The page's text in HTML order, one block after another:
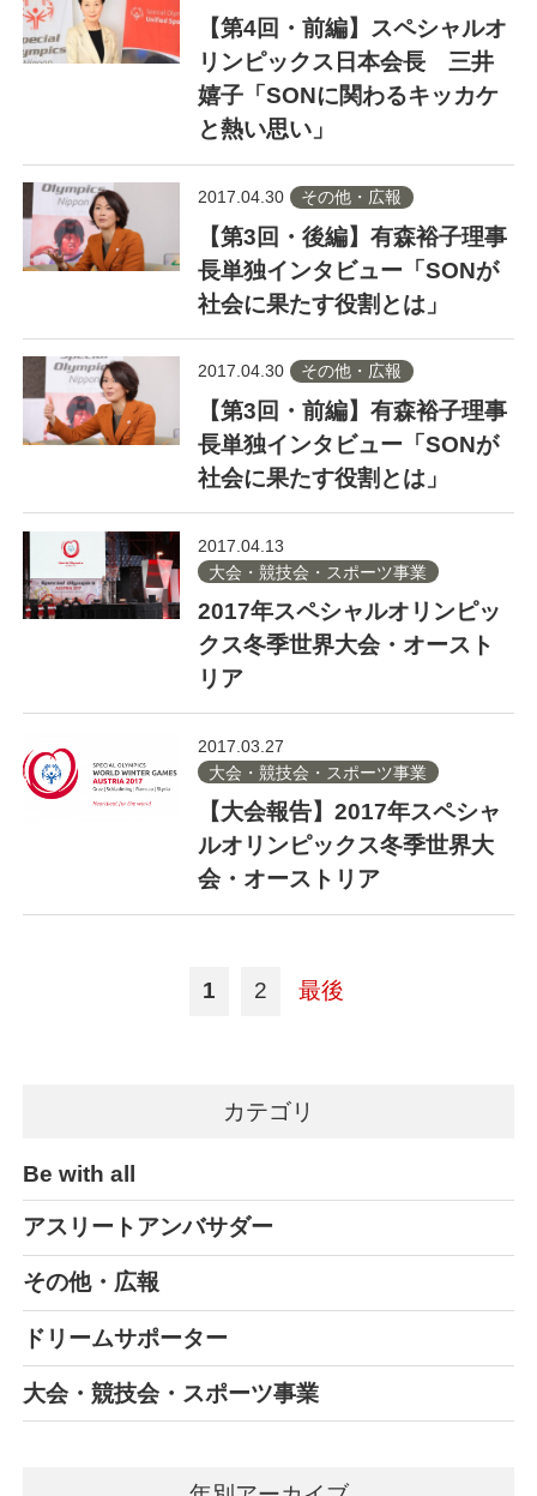
【第4回・前編】スペシャルオ
リンピックス日本会長 三井
嬉子「SONに関わるキッカケ
と熱い思い」
2017.04.30 その他・広報
【第3回・後編】有森裕子理事
長単独インタビュー「SONが
社会に果たす役割とは」
2017.04.30 その他・広報
【第3回・前編】有森裕子理事
長単独インタビュー「SONが
社会に果たす役割とは」
2017.04.13
大会・競技会・スポーツ事業
2017年スペシャルオリンピッ
クス冬季世界大会・オースト
リア
2017.03.27
大会・競技会・スポーツ事業
【大会報告】2017年スペシャ
ルオリンピックス冬季世界大
会・オーストリア
1 2 最後
カテゴリ
Be with all
アスリートアンバサダー
その他・広報
ドリームサポーター
大会・競技会・スポーツ事業